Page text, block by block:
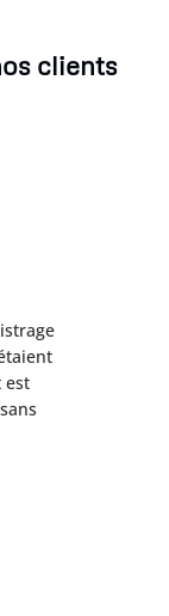
clients
est